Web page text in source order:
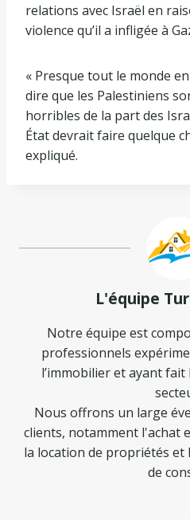
relations avec Israël en
violence qu’il a infligée à
« Presque tout le monde
dire que les Palestiniens
horribles de la part des
État devrait faire quelque
expliqué.
L'équipe
Notre équipe est
professionnels
l’immobilier et ayant
Nous offrons un large
clients, notamment l'achat
la location de propriétés
de